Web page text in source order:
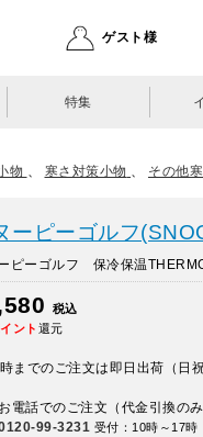
ゲスト様
特集
物 、 寒さ対策小物 、 その他
ーピーゴルフ
ピーゴルフ 保冷保温
税込
ント 還元
時までのご注文は即日出荷（日祝
お電話でのご注文（代金引換のみ
99-3231 受付：10時～17時